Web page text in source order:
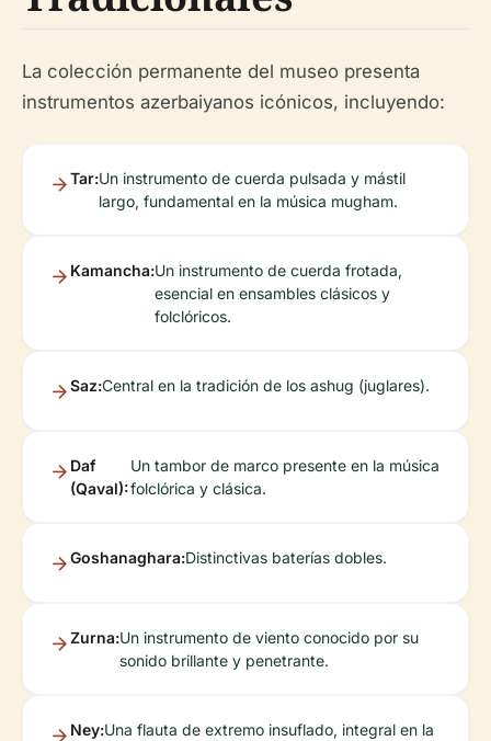
La colección permanente del museo presenta
instrumentos azerbaiyanos icónicos, incluyendo:
Tar:Un instrumento de cuerda pulsada y mástil
largo, fundamental en la música mugham.
Kamancha:Un instrumento de cuerda frotada,
esencial en ensambles clásicos y
folclóricos.
Saz:Central en la tradición de los ashug (juglares).
Daf
(Qaval):
Un tambor de marco presente en la música
folclórica y clásica.
Goshanaghara:Distinctivas baterías dobles.
Zurna:Un instrumento de viento conocido por su
sonido brillante y penetrante.
Ney:Una flauta de extremo insuflado, integral en la